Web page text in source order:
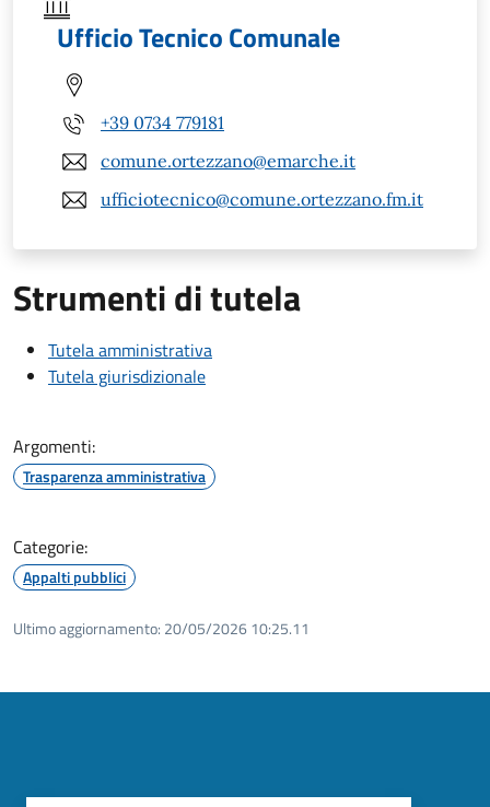
Ufficio Tecnico Comunale
+39 0734 779181
comune.ortezzano@emarche.it
ufficiotecnico@comune.ortezzano.fm.it
Strumenti di tutela
Tutela amministrativa
Tutela giurisdizionale
Argomenti:
Trasparenza amministrativa
Categorie:
Appalti pubblici
Ultimo aggiornamento: 20/05/2026 10:25.11